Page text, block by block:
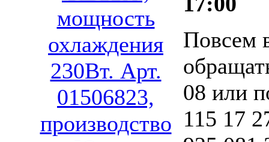
мощность
охлаждения
230Вт. Арт.
01506823,
производство
Повсем
08 или
115 17